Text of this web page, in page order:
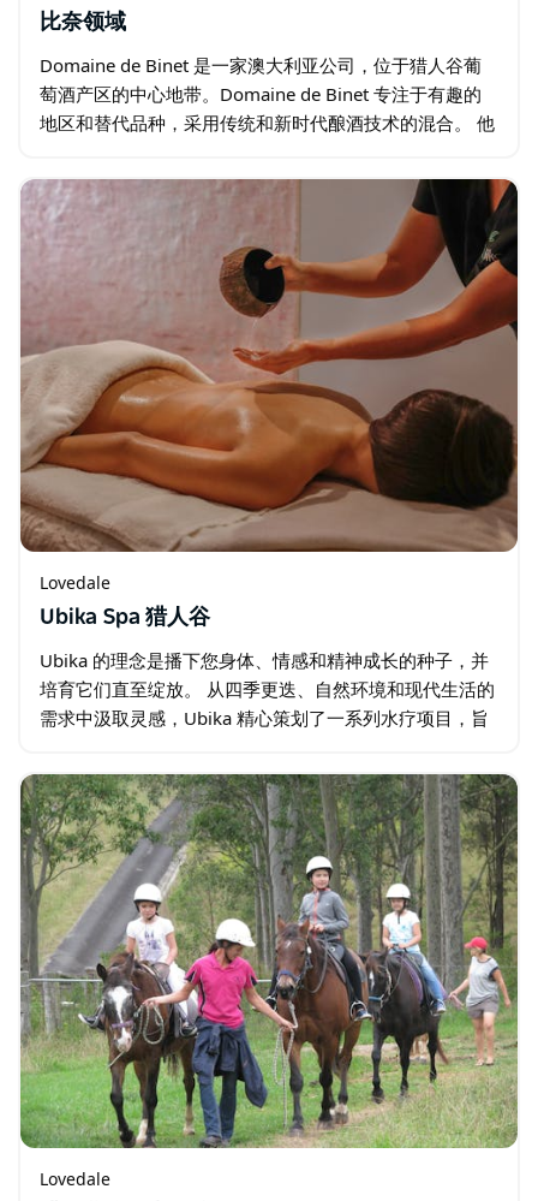
比奈领域
Domaine de Binet 是一家澳大利亚公司，位于猎人谷葡
萄酒产区的中心地带。Domaine de Binet 专注于有趣的
地区和替代品种，采用传统和新时代酿酒技术的混合。 他
Lovedale
Ubika Spa 猎人谷
Ubika 的理念是播下您身体、情感和精神成长的种子，并
培育它们直至绽放。 从四季更迭、自然环境和现代生活的
需求中汲取灵感，Ubika 精心策划了一系列水疗项目，旨
Lovedale